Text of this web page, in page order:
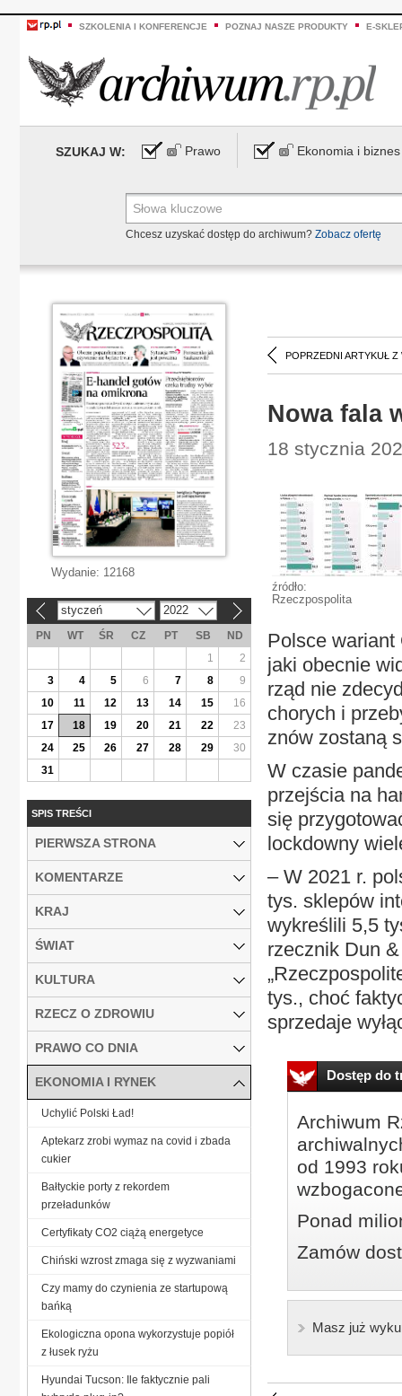
SZKOLENIA I KONFERENCJE POZNAJ NASZE PRODUKTY E-
SZUKAJ W: Prawo Ekonomia i biznes
Chcesz uzyskać dostęp do archiwum? Zobacz ofertę
POPRZEDNI ARTYKUŁ Z
Nowa fala
18 stycznia
źródło:
Rzeczpospolita
Polsce wariant
jaki obecnie
rząd nie
chorych i
znów zostaną
W czasie
przejścia na
się
lockdowny
– W 2021 r.
tys. sklepów
wykreślili 5,5
rzecznik Dun
tys., choć
sprzedaje
Dostęp do
Archiwum
od 1993
Ponad
Zamów
Masz już
Wydanie: 12168
styczeń 2022
PN WT ŚR CZ PT SB
ND
1
2
3
4 5 6 7 8
9
10
11 12 13 14 15
16
17
18 19 20 21 22
23
24
25 26 27 28 29
30
31
SPIS TREŚCI
PIERWSZA STRONA
KOMENTARZE
KRAJ
ŚWIAT
KULTURA
RZECZ O ZDROWIU
PRAWO CO DNIA
EKONOMIA I RYNEK
Uchylić Polski Ład!
Aptekarz zrobi wymaz na covid i zbada
cukier
Bałtyckie porty z rekordem
przeładunków
Certyfikaty CO2 ciążą energetyce
Chiński wzrost zmaga się z wyzwaniami
Czy mamy do czynienia ze startupową
bańką
Ekologiczna opona wykorzystuje popiół
z łusek ryżu
Hyundai Tucson: Ile faktycznie pali